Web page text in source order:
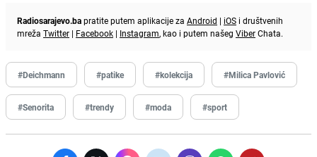
Radiosarajevo.bapratite putem aplikacije za Android | iOS i društvenih
mreža Twitter | Facebook | Instagram, kao i putem našeg ViberChata.
#Deichmann #patike #kolekcija #Milica Pavlović
#Senorita #trendy #moda #sport